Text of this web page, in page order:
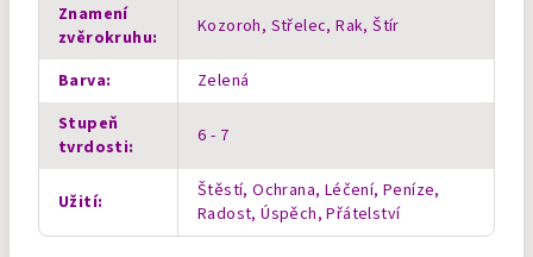
Znamení
zvěrokruhu: Kozoroh, Střelec, Rak, Štír
Barva:
Zelená
Stupeň
tvrdosti: 6 - 7
Užití:
Štěstí, Ochrana, Léčení, Peníze,
Radost, Úspěch, Přátelství